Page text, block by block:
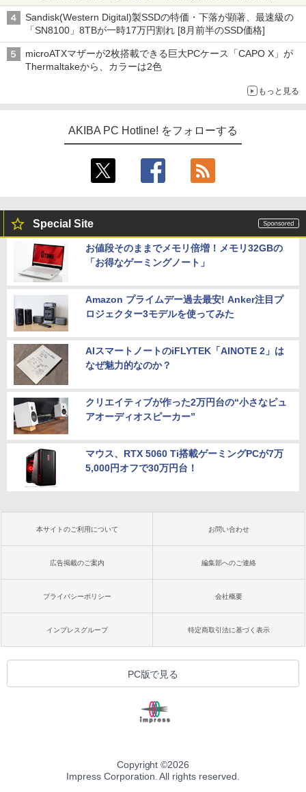
ーム』】
Sandisk(Western Digital)製SSDの特価・下落が顕著、最速級の
「SN8100」8TBが一時17万円割れ [8月前半のSSD価格]
microATXマザーが2枚搭載できる巨大PCケース「CAPO X」が
Thermaltakeから、カラーは2色
もっと見る
AKIBA PC Hotline! をフォローする
Special Site
お値段そのままでメモリ倍増！メモリ32GBの
「お得なゲーミングノート」
Amazon プライムデー過去最安! Anker注目プ
ロジェクター3モデルを使ってみた
AIスマートノートのiFLYTEK「AINOTE 2」は
なぜ魅力的なのか？
クリエイティブが作った2万円台の“小さなピュ
アオーディオスピーカー”
マウス、RTX 5060 Ti搭載ゲーミングPCが7万
5,000円オフで30万円台！
本サイトのご利用について お問い合わせ
広告掲載のご案内 編集部へのご連絡
プライバシーポリシー 会社概要
インプレスグループ 特定商取引法に基づく表示
PC版で見る
Copyright ©2026
Impress Corporation. All rights reserved.